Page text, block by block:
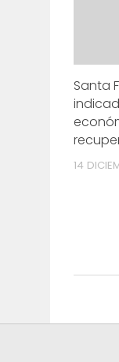
Santa
14